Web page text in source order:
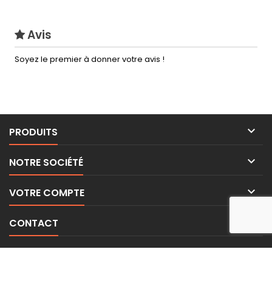
Avis
Soyez le premier à donner votre avis !
PRODUITS 
NOTRE SOCIÉTÉ 
VOTRE COMPTE 
CONTACT